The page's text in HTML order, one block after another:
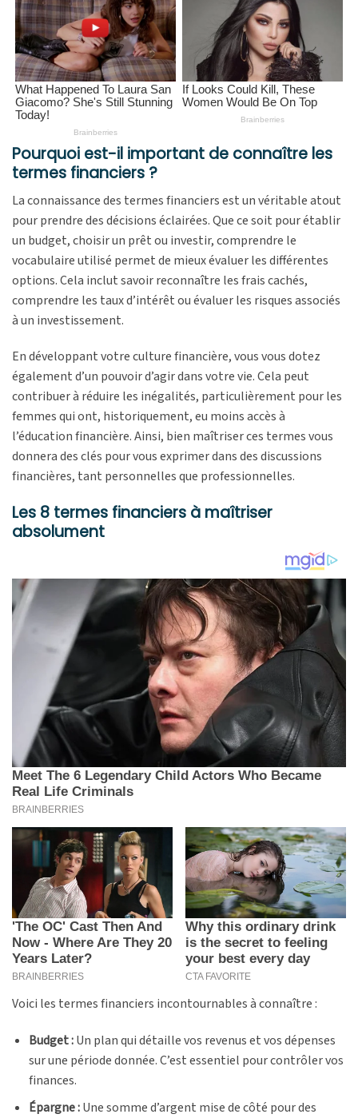
Pourquoi est-il important de connaître les
termes financiers ?
La connaissance des termes financiers est un véritable atout
pour prendre des décisions éclairées. Que ce soit pour établir
un budget, choisir un prêt ou investir, comprendre le
vocabulaire utilisé permet de mieux évaluer les différentes
options. Cela inclut savoir reconnaître les frais cachés,
comprendre les taux d’intérêt ou évaluer les risques associés
à un investissement.
En développant votre culture financière, vous vous dotez
également d’un pouvoir d’agir dans votre vie. Cela peut
contribuer à réduire les inégalités, particulièrement pour les
femmes qui ont, historiquement, eu moins accès à
l’éducation financière. Ainsi, bien maîtriser ces termes vous
donnera des clés pour vous exprimer dans des discussions
financières, tant personnelles que professionnelles.
Les 8 termes financiers à maîtriser
absolument
Voici les termes financiers incontournables à connaître :
Budget :Un plan qui détaille vos revenus et vos dépenses
sur une période donnée. C’est essentiel pour contrôler vos
finances.
Épargne :Une somme d’argent mise de côté pour des